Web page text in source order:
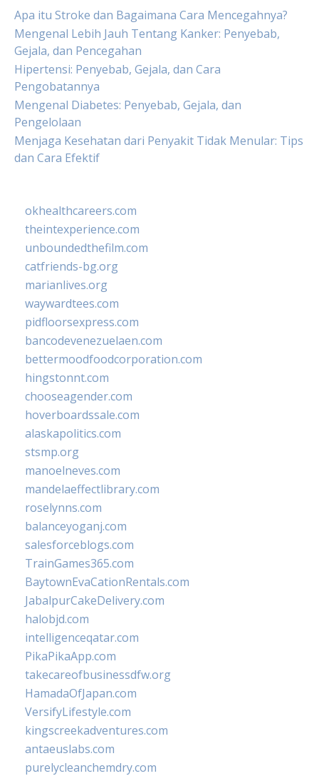
Apa itu Stroke dan Bagaimana Cara Mencegahnya?
Mengenal Lebih Jauh Tentang Kanker: Penyebab,
Gejala, dan Pencegahan
Hipertensi: Penyebab, Gejala, dan Cara
Pengobatannya
Mengenal Diabetes: Penyebab, Gejala, dan
Pengelolaan
Menjaga Kesehatan dari Penyakit Tidak Menular: Tips
dan Cara Efektif
okhealthcareers.com
theintexperience.com
unboundedthefilm.com
catfriends-bg.org
marianlives.org
waywardtees.com
pidfloorsexpress.com
bancodevenezuelaen.com
bettermoodfoodcorporation.com
hingstonnt.com
chooseagender.com
hoverboardssale.com
alaskapolitics.com
stsmp.org
manoelneves.com
mandelaeffectlibrary.com
roselynns.com
balanceyoganj.com
salesforceblogs.com
TrainGames365.com
BaytownEvaCationRentals.com
JabalpurCakeDelivery.com
halobjd.com
intelligenceqatar.com
PikaPikaApp.com
takecareofbusinessdfw.org
HamadaOfJapan.com
VersifyLifestyle.com
kingscreekadventures.com
antaeuslabs.com
purelycleanchemdry.com